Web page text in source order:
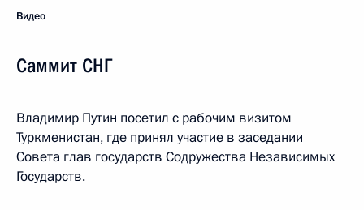
Видео
Саммит СНГ
Владимир Путин посетил с рабочим визитом
Туркменистан, где принял участие в заседании
Совета глав государств Содружества Независимых
Государств.